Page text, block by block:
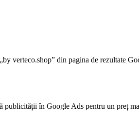
verteco.shop” din pagina de rezultate
publicității în Google Ads pentru un preț